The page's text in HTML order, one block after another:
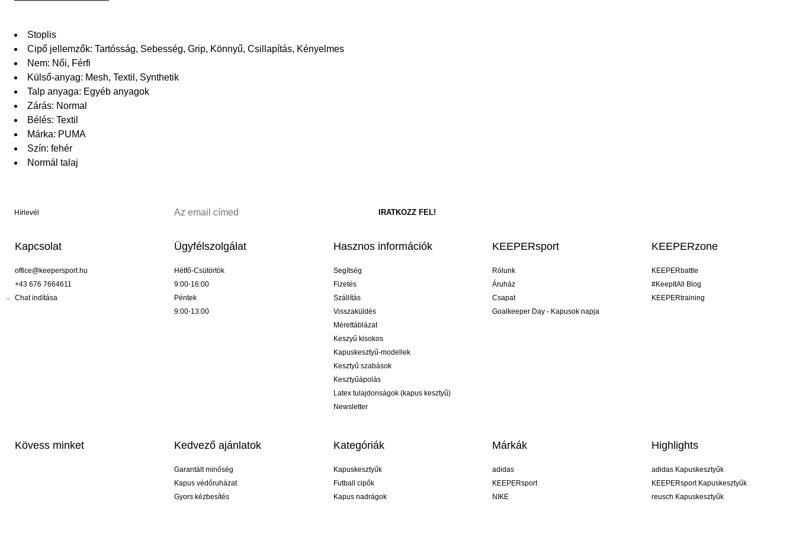
Stoplis
Cipő jellemzők: Tartósság, Sebesség, Grip, Könnyű, Csillapítás, Kényelmes
Nem: Női, Férfi
Külső-anyag: Mesh, Textil, Synthetik
Talp anyaga: Egyéb anyagok
Zárás: Normal
Bélés: Textil
Márka: PUMA
Szín: fehér
Normál talaj
Hírlevél
Kapcsolat
office@keepersport.hu
+43 676 7664611
Chat indítása
Ügyfélszolgálat
Hétfő-Csütörtök
9:00-16:00
Péntek
9:00-13:00
Hasznos információk
Segítség
Fizetés
Szállítás
Visszaküldés
Mérettáblázat
Keszyű kisokos
Kapuskesztyű-modellek
Kesztyű szabások
Kesztyűápolás
Latex tulajdonságok (kapus kesztyű)
Newsletter
KEEPERsport
Rólunk
Áruház
Csapat
Goalkeeper Day - Kapusok napja
KEEPERzone
KEEPERbattle
#KeepItAll Blog
KEEPERtraining
Kövess minket Kedvező ajánlatok
Garantált minőség
Kapus védőruházat
Gyors kézbesítés
Kategóriák
Kapuskesztyűk
Futball cipők
Kapus nadrágok
Márkák
adidas
KEEPERsport
NIKE
Highlights
adidas Kapuskesztyűk
KEEPERsport Kapuskesztyűk
reusch Kapuskesztyűk